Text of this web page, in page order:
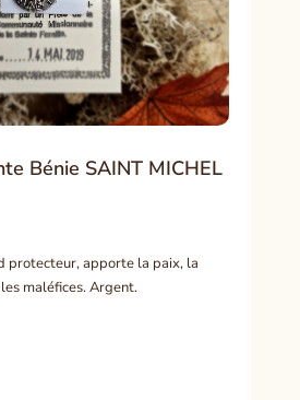
Bénie SAINT MICHEL
protecteur, apporte la paix, la
maléfices. Argent.